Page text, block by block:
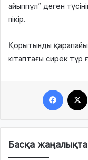
айыппұл” деген
пікір.
Қорытынды
кітаптағы сирек түр
Басқа